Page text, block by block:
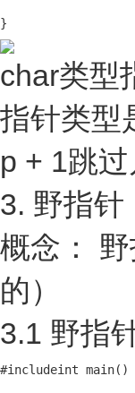
}
char类型
指针类型
p + 1跳
3. 野指针
概念：
的）
3.1 野指
#includeint main()